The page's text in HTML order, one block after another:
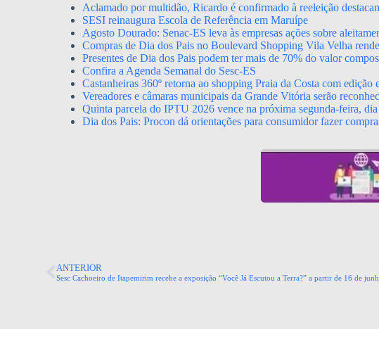
Aclamado por multidão, Ricardo é confirmado à reeleição
SESI reinaugura Escola de Referência em Maruípe
Agosto Dourado: Senac-ES leva às empresas ações sobre
Compras de Dia dos Pais no Boulevard Shopping Vila Velha
Presentes de Dia dos Pais podem ter mais de 70% do valor
Confira a Agenda Semanal do Sesc-ES
Castanheiras 360º retorna ao shopping Praia da Costa com edição
Vereadores e câmaras municipais da Grande Vitória serão
Quinta parcela do IPTU 2026 vence na próxima segunda-feira,
Dia dos Pais: Procon dá orientações para consumidor fazer
ANTERIOR
Sesc Cachoeiro de Itapemirim recebe a exposição “Você Já Escutou a Terra?” a partir de 16 de